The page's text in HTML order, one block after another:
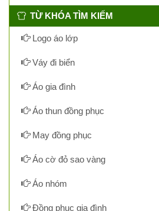
TỪ KHÓA TÌM KIẾM
Logo áo lớp
Váy đi biển
Áo gia đình
Áo thun đồng phục
May đồng phục
Áo cờ đỏ sao vàng
Áo nhóm
Đồng phục gia đình